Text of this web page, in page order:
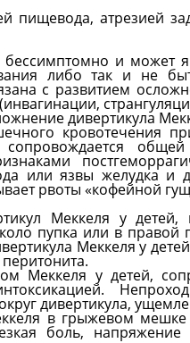
пищевода, атрезией
и может
либо так и не
с развитием
дивертикула
кровотечения
или язвы желудка и
рвоты «кофейной
Меккеля у
пупка или в правой
Меккеля у
Меккеля у детей,
дивертикула,
в грыжевом
боль, напряжение